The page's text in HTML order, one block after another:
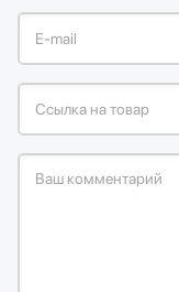
Е-mail
Ссылка на товар
Ваш комментарий